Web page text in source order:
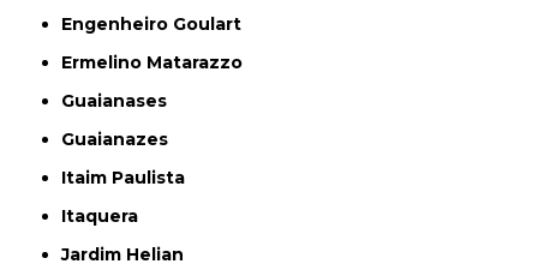
Engenheiro Goulart
Ermelino Matarazzo
Guaianases
Guaianazes
Itaim Paulista
Itaquera
Jardim Helian